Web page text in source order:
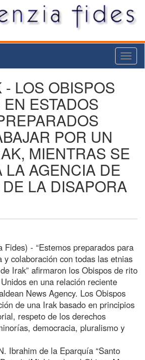
LOS OBISPOS
ESTADOS
POR UN
MIENTRAS SE
LA AGENCIA DE
LA DISAPORA
Fides) - “Estemos preparados para
colaboración con todas las etnias
Irak” afirmaron los Obispos de rito
en una relación reciente
News Agency. Los Obispos
de una Irak basado en principios
respeto de los derechos
democracia, pluralismo y
Ibrahim de la Eparquía “Santo